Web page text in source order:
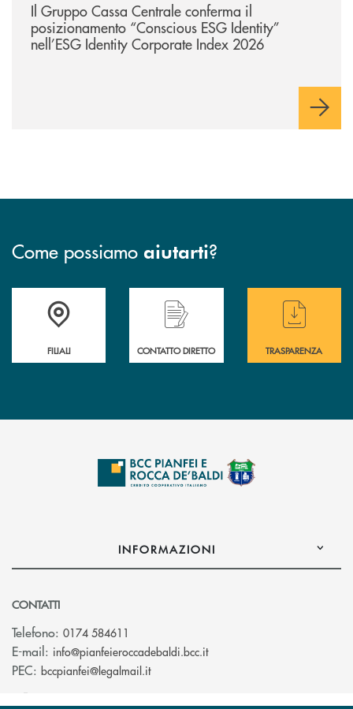
Il Gruppo Cassa Centrale conferma il
posizionamento “Conscious ESG Identity”
nell’ESG Identity Corporate Index 2026
Come possiamo aiutarti?
Trova la filiale più vicina a te
FILIALI
Hai bisogno di &nbsp; assistenza &nbsp;
CONTATTO DIRETTO
Hai bisogno di
TRASPARENZA
INFORMAZIONI
CONTATTI
Telefono: 0174 584611
E-mail: info@pianfeieroccadebaldi.bcc.it(si apre l’app di posta
PEC: bccpianfei@legalmail.it(si apre l’app di posta elettronica)